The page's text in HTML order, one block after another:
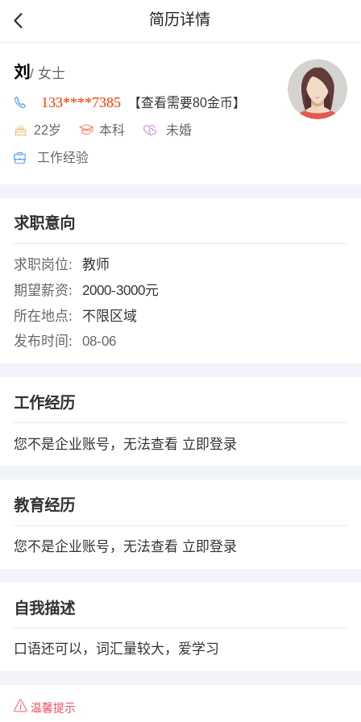
简历详情
刘 / 女士
133****7385 【查看需要80金币】
22岁 本科 未婚
工作经验
求职意向
求职岗位:
教师
期望薪资:
2000-3000元
所在地点:
不限区域
发布时间:
08-06
工作经历
您不是企业账号，无法查看 立即登录
教育经历
您不是企业账号，无法查看 立即登录
自我描述
口语还可以，词汇量较大，爱学习
温馨提示